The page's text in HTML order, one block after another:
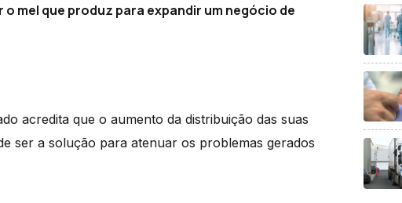
mel que produz para expandir um negócio de
acredita que o aumento da distribuição das suas
ser a solução para atenuar os problemas gerados